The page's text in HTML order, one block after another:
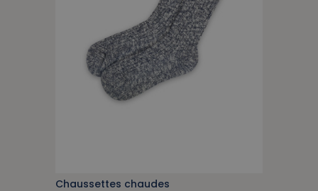
Chaussettes chaudes